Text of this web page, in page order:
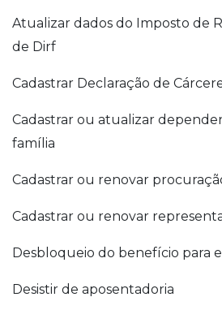
Atualizar dados do Imposto de
de Dirf
Cadastrar Declaração de
Cadastrar ou atualizar
família
Cadastrar ou renovar
Cadastrar ou renovar
Desbloqueio do benefício para
Desistir de aposentadoria